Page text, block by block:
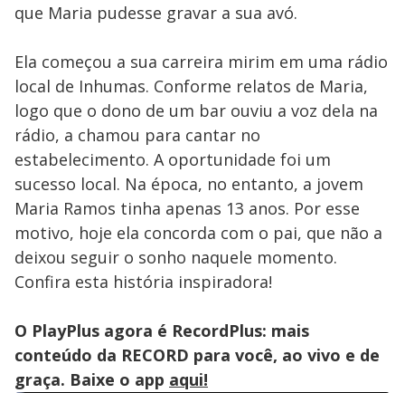
que Maria pudesse gravar a sua avó.
Ela começou a sua carreira mirim em uma rádio
local de Inhumas. Conforme relatos de Maria,
logo que o dono de um bar ouviu a voz dela na
rádio, a chamou para cantar no
estabelecimento. A oportunidade foi um
sucesso local. Na época, no entanto, a jovem
Maria Ramos tinha apenas 13 anos. Por esse
motivo, hoje ela concorda com o pai, que não a
deixou seguir o sonho naquele momento.
Confira esta história inspiradora!
O PlayPlus agora é RecordPlus: mais
conteúdo da RECORD para você, ao vivo e de
graça. Baixe o app aqui!